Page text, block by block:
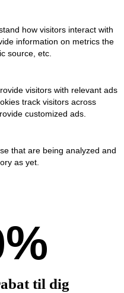
how visitors interact with
information on metrics the
source, etc.
visitors with relevant ads
track visitors across
customized ads.
that are being analyzed and
as yet.
%
til dig